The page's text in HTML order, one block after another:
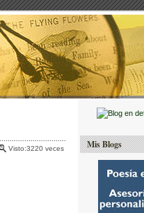
Visto:3220 veces Mis Blogs